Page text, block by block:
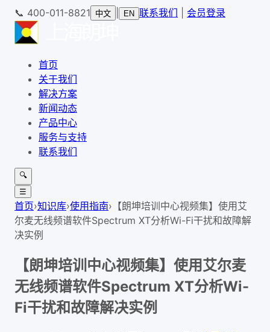
📞 400-011-8821 中文 EN 联系我们 会员登录
首页
关于我们
解决方案
新闻动态
产品中心
服务与支持
联系我们
🔍
☰
首页›知识库›使用指南› 【朗坤培训中心视频集】使用艾
尔麦无线频谱软件Spectrum XT分析Wi-Fi干扰和故障解
决实例
【朗坤培训中心视频集】使用艾尔麦
无线频谱软件Spectrum XT分析Wi-
Fi干扰和故障解决实例